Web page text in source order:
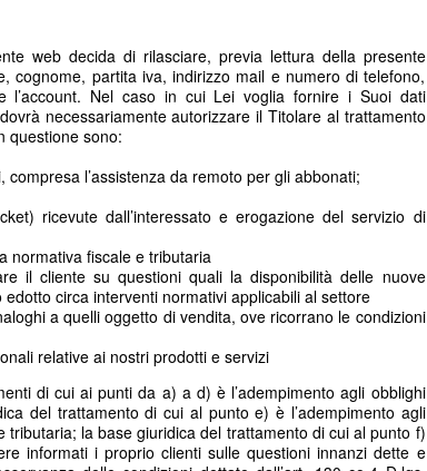
web decida di rilasciare, previa lettura della presente
cognome, partita iva, indirizzo mail e numero di telefono,
l’account. Nel caso in cui Lei voglia fornire i Suoi dati
necessariamente autorizzare il Titolare al trattamento
questione sono:
l’assistenza da remoto per gli abbonati;
ricevute dall’interessato e erogazione del servizio di
normativa fiscale e tributaria
il cliente su questioni quali la disponibilità delle nuove
circa interventi normativi applicabili al settore
a quelli oggetto di vendita, ove ricorrano le condizioni
relative ai nostri prodotti e servizi
di cui ai punti da a) a d) è l’adempimento agli obblighi
del trattamento di cui al punto e) è l’adempimento agli
la base giuridica del trattamento di cui al punto f)
informati i proprio clienti sulle questioni innanzi dette e